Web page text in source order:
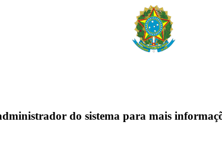
do sistema para mais